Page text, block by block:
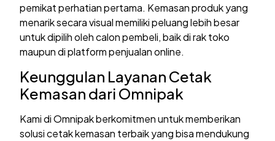
pemikat perhatian pertama. Kemasan produk yang
menarik secara visual memiliki peluang lebih besar
untuk dipilih oleh calon pembeli, baik di rak toko
maupun di platform penjualan online.
Keunggulan Layanan Cetak
Kemasan dari Omnipak
Kami di Omnipak berkomitmen untuk memberikan
solusi cetak kemasan terbaik yang bisa mendukung